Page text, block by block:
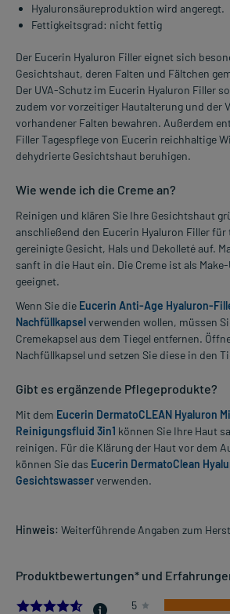
Hyaluronsäureproduktion wird angeregt.
Fettigkeitsgrad: nicht fettig
Der Eucerin Hyaluron Filler eignet sich
Gesichtshaut, deren Falten und Fältchen
Der UVA-Schutz im Eucerin Hyaluron Filler
zudem vor vorzeitiger Hautalterung und der
vorhandener Falten bewahren. Außerdem
Filler Tagespflege von Eucerin reichhaltige
dehydrierte Gesichtshaut beruhigen.
Wie wende ich die Creme an?
Reinigen und klären Sie Ihre Gesichtshaut
anschließend den Eucerin Hyaluron Filler für
gereinigte Gesicht, Hals und Dekolleté auf.
sanft in die Haut ein. Die Creme ist als
geeignet.
Wenn Sie die Eucerin Anti-Age Hyaluron-
Nachfüllkapselverwenden wollen, müssen
Cremekapsel aus dem Tiegel entfernen.
Nachfüllkapsel und setzen Sie diese in den
Gibt es ergänzende Pflegeprodukte?
Mit dem Eucerin DermatoCLEAN Hyaluron
Reinigungsfluid 3in1 können Sie Ihre Haut
reinigen. Für die Klärung der Haut vor dem
können Sie das Eucerin DermatoClean
Gesichtswasserverwenden.
Hinweis: Weiterführende Angaben zum
Produktbewertungen* und
4.583333333333333
5